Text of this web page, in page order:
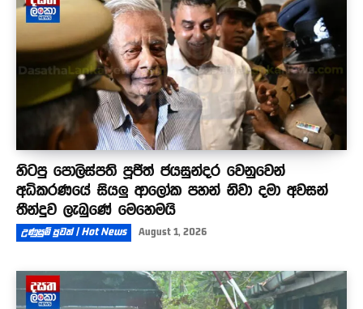
හිටපු පොලිස්පති පූජිත් ජයසුන්දර වෙනුවෙන්
අධිකරණයේ සියලු ආලෝක පහන් නිවා දමා අවසන්
තීන්දුව ලැබුණේ මෙහෙමයි
උණුසුම් පුවත් | Hot News August 1, 2026